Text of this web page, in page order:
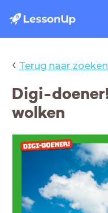
‹ Terug naar zoeken
Digi-
wolken